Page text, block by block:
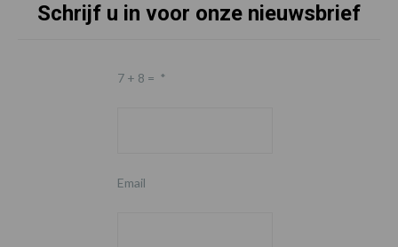
Schrijf u in voor onze nieuwsbrief
7 + 8 = *
Email